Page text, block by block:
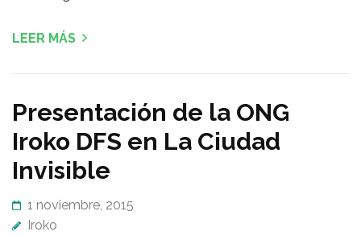
LEER MÁS
Presentación de la ONG
Iroko DFS en La Ciudad
Invisible
1 noviembre, 2015
Iroko